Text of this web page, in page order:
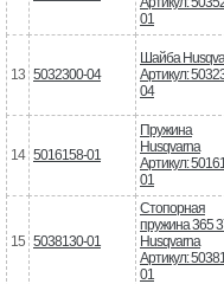
01
13 5032300-04
Шайба
Артикул:
04
14 5016158-01
Пружина
Husqvarna
Артикул:
01
15 5038130-01
Стопорная
пружина 365
Husqvarna
Артикул:
01